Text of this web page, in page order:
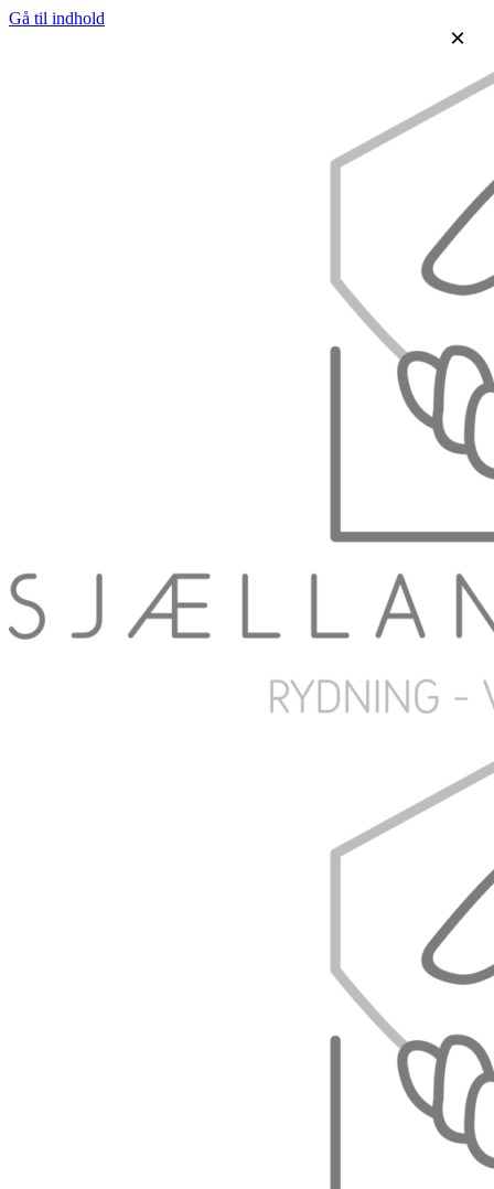
Gå til indhold
×